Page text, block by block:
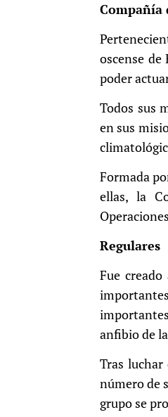
Compañía
oscense
poder
Todos sus
en sus
Formada
ellas, la
Regulares
Fue
anfibio de
Tras
número de
grupo se